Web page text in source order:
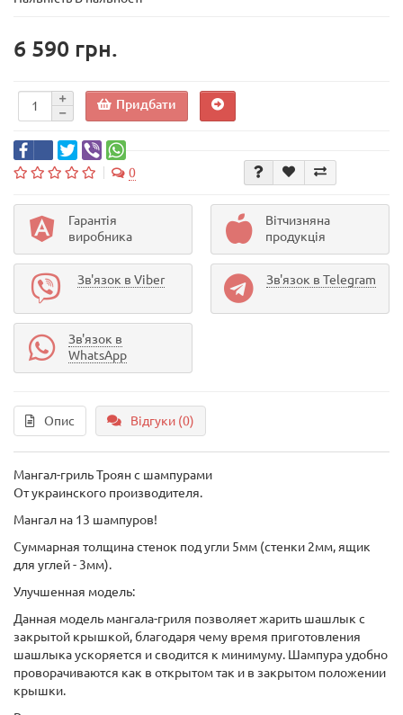
6 590 грн.
Придбати
0
Гарантія
виробника
Вітчизняна
продукція
Зв'язок в Viber Зв'язок в Telegram
Зв'язок в
WhatsApp
Опис Відгуки (0)
Мангал-гриль Троян с шампурами
От украинского производителя.
Мангал на 13 шампуров!
Суммарная толщина стенок под угли 5мм (стенки 2мм, ящик
для углей - 3мм).
Улучшенная модель:
Данная модель мангала-гриля позволяет жарить шашлык с
закрытой крышкой, благодаря чему время приготовления
шашлыка ускоряется и сводится к минимуму. Шампура удобно
проворачиваются как в открытом так и в закрытом положении
крышки.